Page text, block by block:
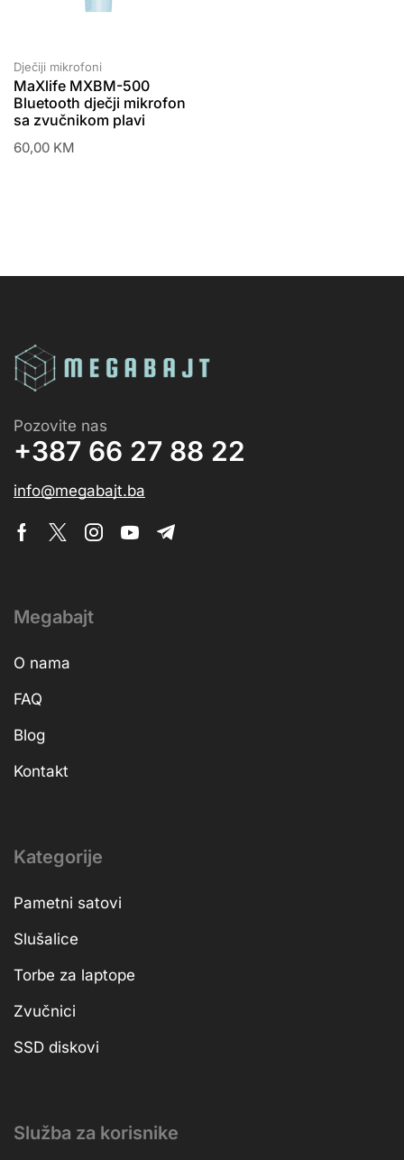
Dječiji mikrofoni
MaXlife MXBM-500
Bluetooth dječji mikrofon
sa zvučnikom plavi
60,00 KM
Pozovite nas
+387 66 27 88 22
info@megabajt.ba
Megabajt
O nama
FAQ
Blog
Kontakt
Kategorije
Pametni satovi
Slušalice
Torbe za laptope
Zvučnici
SSD diskovi
Služba za korisnike